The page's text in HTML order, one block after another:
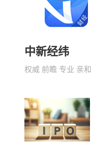
中新经纬
权威 前瞻 专业 亲和